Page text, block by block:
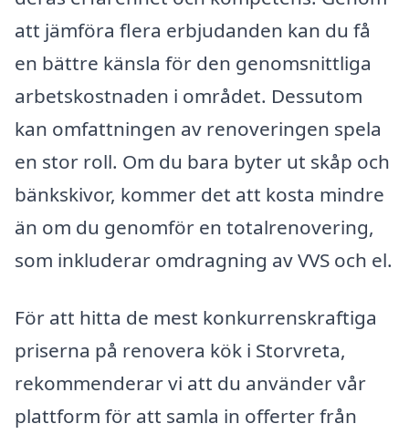
att jämföra flera erbjudanden kan du få
en bättre känsla för den genomsnittliga
arbetskostnaden i området. Dessutom
kan omfattningen av renoveringen spela
en stor roll. Om du bara byter ut skåp och
bänkskivor, kommer det att kosta mindre
än om du genomför en totalrenovering,
som inkluderar omdragning av VVS och el.
För att hitta de mest konkurrenskraftiga
priserna på renovera kök i Storvreta,
rekommenderar vi att du använder vår
plattform för att samla in offerter från